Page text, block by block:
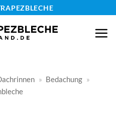
» Bedachung »